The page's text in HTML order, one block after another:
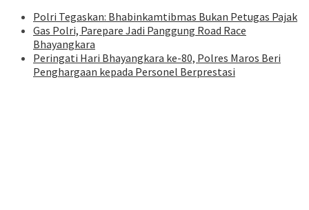
Polri Tegaskan: Bhabinkamtibmas Bukan Petugas Pajak
Gas Polri, Parepare Jadi Panggung Road Race
Bhayangkara
Peringati Hari Bhayangkara ke-80, Polres Maros Beri
Penghargaan kepada Personel Berprestasi